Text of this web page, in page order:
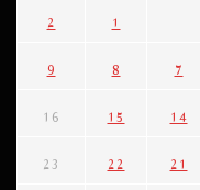
1
2
7
8
9
14
15
16
21
22
23